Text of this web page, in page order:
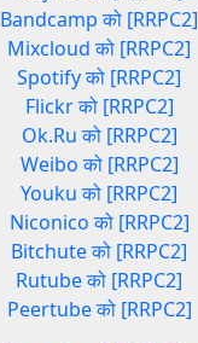
Bandcamp को [RRPC2]
Mixcloud को [RRPC2]
Spotify को [RRPC2]
Flickr को [RRPC2]
Ok.Ru को [RRPC2]
Weibo को [RRPC2]
Youku को [RRPC2]
Niconico को [RRPC2]
Bitchute को [RRPC2]
Rutube को [RRPC2]
Peertube को [RRPC2]